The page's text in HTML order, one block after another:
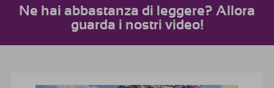
Ne hai abbastanza di leggere? Allora
guarda i nostri video!